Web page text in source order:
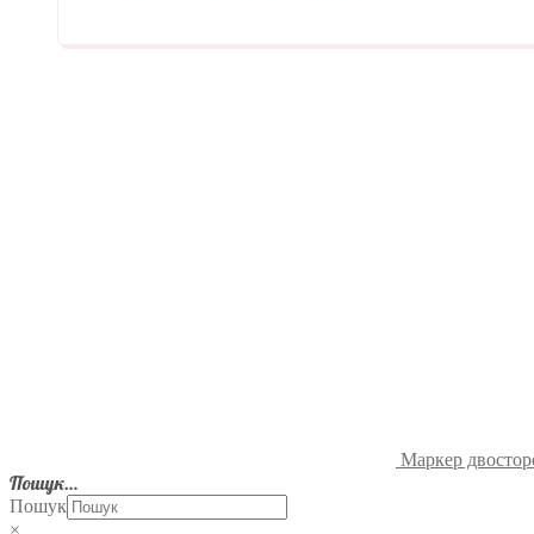
Маркер
Пошук…
Пошук
×